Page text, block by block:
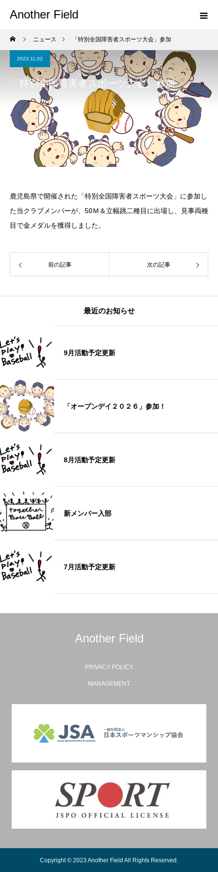
Another Field
ニュース 「特別全国障害者スポーツ大会」参加
2023.11.02
「特別全国障害者スポーツ大会」参加
鹿児島県で開催された「特別全国障害者スポーツ大会」に参加し
た当クラブメンバーが、50Ｍ＆立幅跳二種目に出場し、見事両種
目で金メダルを獲得しました。
前の記事 次の記事
最近のお知らせ
9月活動予定更新
「オープンデイ２０２６」参加！
8月活動予定更新
新メンバー入部
7月活動予定更新
Another Field
PRIVACY POLICY
MANAGEMENT
Copyright © 2023 Another Field All Rights Reserved.